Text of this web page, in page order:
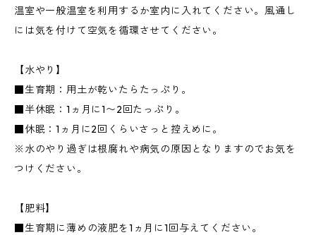
温室や一般温室を利用するか室内に入れてください。風通し
には気を付けて空気を循環させてください。
【水やり】
■生育期：用土が乾いたらたっぷり。
■半休眠：1ヵ月に1〜2回たっぷり。
■休眠：1ヵ月に2回くらいさっと控えめに。
※水のやり過ぎは根腐れや病気の原因となりますのでお気を
つけください。
【肥料】
■生育期に薄めの液肥を1ヵ月に1回与えてください。